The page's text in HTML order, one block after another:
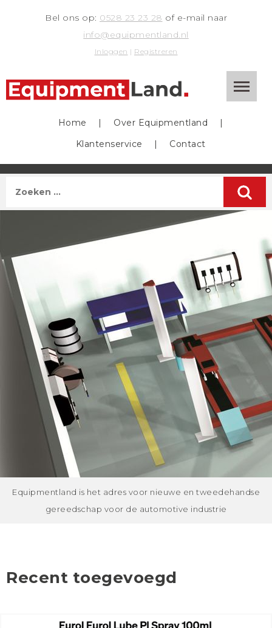
Bel ons op: 0528 23 23 28 of e-mail naar
info@equipmentland.nl
Inloggen | Registreren
Home | Over Equipmentland
|
Klantenservice
| Contact
Equipmentland is het adres voor nieuwe en tweedehandse
gereedschap voor de automotive industrie
Recent toegevoegd